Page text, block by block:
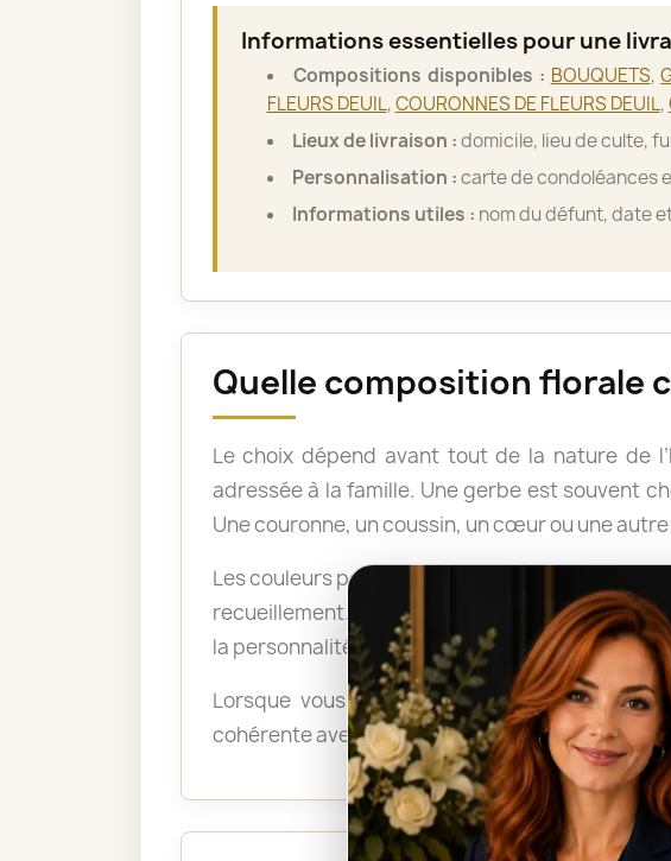
Informations essentielles pour une
Compositions disponibles : BOUQUETS,
FLEURS DEUIL,COURONNES DE FLEURS DEUIL,
Lieux de livraison :domicile, lieu de culte,
Personnalisation :carte de condoléances
Informations utiles : nom du défunt, date
Quelle composition florale
Le choix dépend avant tout de la nature de
adressée à la famille. Une gerbe est souvent
Une couronne, un coussin, un cœur ou une
Les couleurs peuvent également porter un
recueillement. Les tons pastel apportent
la personnalité du défunt ou exprimer un
Lorsque vous ne savez pas quelle forme
cohérente avec le lieu, le déroulement de la